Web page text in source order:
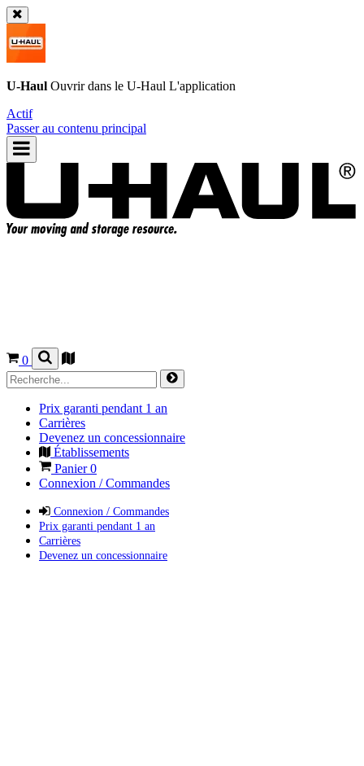
U-Haul Ouvrir dans le U-Haul L'application
Actif
Passer au contenu principal
0
Prix garanti pendant 1 an
Carrières
Devenez un concessionnaire
Établissements
Panier0
Connexion / Commandes
Connexion / Commandes
Prix garanti pendant 1 an
Carrières
Devenez un concessionnaire